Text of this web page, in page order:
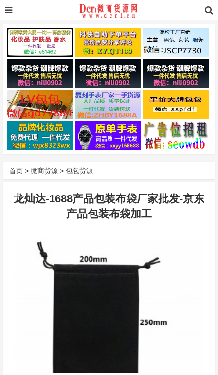
首页 > 微商货源 > 包包货源
龙灿达-1688产品包装布袋厂家批发-京东
产品包装布袋加工